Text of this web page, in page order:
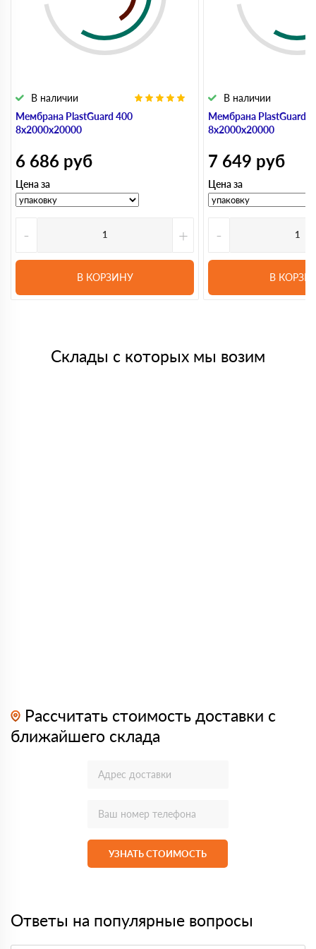
Мембрана PlastGuard 400
8х2000х20000
В наличии
6 686 руб
Цена за
- +
В КОРЗИНУ
Мембрана PlastGuard
8х2000х20000
В наличии
7 649 руб
Цена за
-
В
Склады с которых мы возим
Рассчитать стоимость доставки с
ближайшего склада
УЗНАТЬ СТОИМОСТЬ
Ответы на популярные вопросы